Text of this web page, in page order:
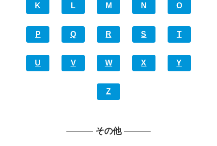
K L M N O
P Q R S T
U V W X Y
Z
その他